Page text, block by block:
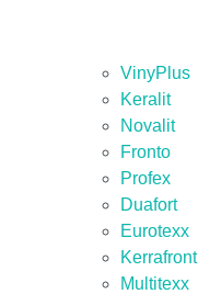
VinyPlus
Keralit
Novalit
Fronto
Profex
Duafort
Eurotexx
Kerrafront
Multitexx